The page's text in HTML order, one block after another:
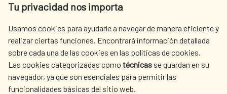
Tu privacidad nos importa
Usamos cookies para ayudarle a navegar de manera eficiente y
realizar ciertas funciones. Encontrará información detallada
sobre cada una de las cookies en las políticas de cookies.
Las cookies categorizadas como técnicas se guardan en su
navegador, ya que son esenciales para permitir las
funcionalidades básicas del sitio web.
Tel. +34 900 20 30 54​​​​​​​
AECID
OÙ NOUS COOPÉRONS
L'ACTION HUMANITAIRE
ESPAGNOLE
SALLE DE PRESSE